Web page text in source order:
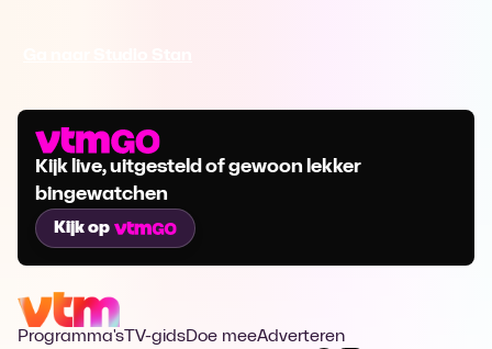
Kijk live, uitgesteld of gewoon lekker
bingewatchen
Kijk op
Programma's TV-gidsDoe meeAdverteren